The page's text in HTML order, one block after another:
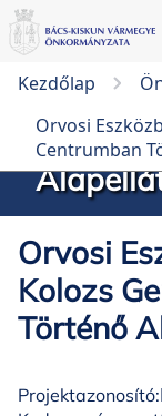
Kezdőlap
Orvosi
Centrumban
Orvosi
Kolozs
Orvosi
Kolozs
Történő
Projektazonosító: